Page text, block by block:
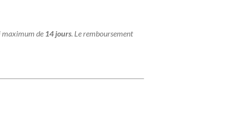
maximum de 14 jours. Le remboursement